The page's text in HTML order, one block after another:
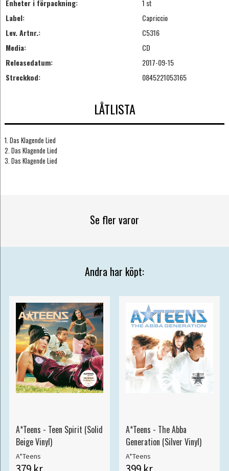
Enheter i förpackning:
1 st
Label:
Capriccio
Lev. Artnr.:
C5316
Media:
CD
Releasedatum:
2017-09-15
Streckkod:
0845221053165
LÅTLISTA
1. Das Klagende Lied
2. Das Klagende Lied
3. Das Klagende Lied
Se fler varor
Andra har köpt:
A*Teens - Teen Spirit (Solid
Beige Vinyl)
A*Teens
A*Teens - The Abba
Generation (Silver Vinyl)
A*Teens